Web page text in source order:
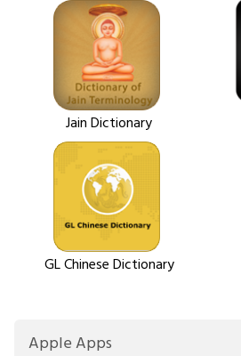
Jain Dictionary
GL Chinese Dictionary
Apple Apps